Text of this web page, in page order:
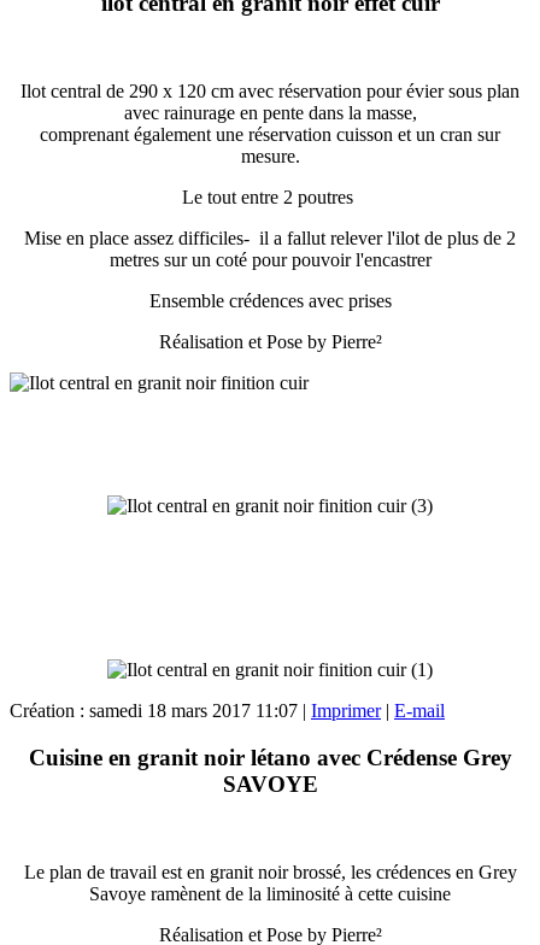
Ilot central de 290 x 120 cm avec réservation pour évier sous plan
avec rainurage en pente dans la masse,
comprenant également une réservation cuisson et un cran sur
mesure.
Le tout entre 2 poutres
Mise en place assez difficiles- il a fallut relever l'ilot de plus de 2
metres sur un coté pour pouvoir l'encastrer
Ensemble crédences avec prises
Réalisation et Pose by Pierre²
Création : samedi 18 mars 2017 11:07 | Imprimer| E-mail
Cuisine en granit noir létano avec Crédense Grey
SAVOYE
Le plan de travail est en granit noir brossé, les crédences en Grey
Savoye ramènent de la liminosité à cette cuisine
Réalisation et Pose by Pierre²